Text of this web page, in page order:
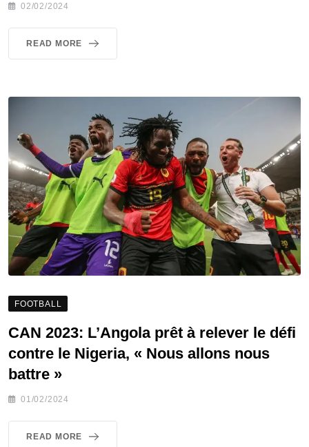
02/02/2024
READ MORE
FOOTBALL
CAN 2023: L’Angola prêt à relever le défi
contre le Nigeria, « Nous allons nous
battre »
01/02/2024
READ MORE